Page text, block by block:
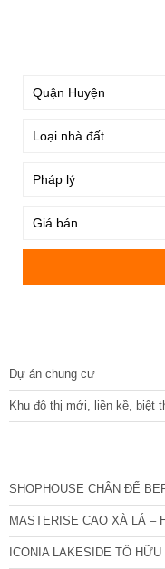
Dự án chung cư
Khu đô thị mới, liền kề, biệt
SHOPHOUSE CHÂN ĐẾ
MASTERISE CAO XÀ LÁ –
ICONIA LAKESIDE TỐ